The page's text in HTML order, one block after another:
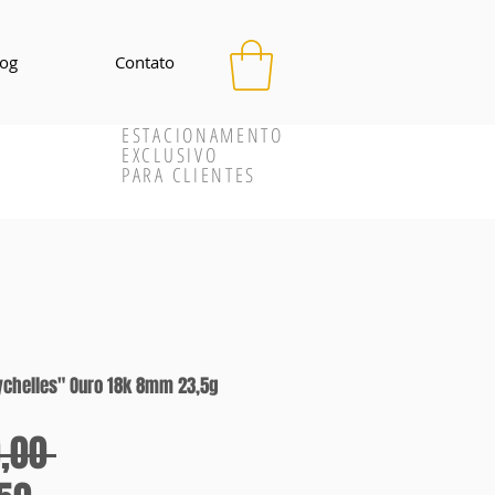
Contato
ESTACIONAMENTO
EXCLUSIVO
PARA CLIENTES
Ouro 18k 8mm 23,5g
Preço